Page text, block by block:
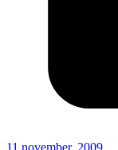
11 november, 2009